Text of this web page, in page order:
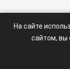
Пользовательское
На сайте
сайтом, вы